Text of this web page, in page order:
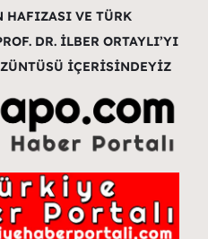
HAFIZASI VE TÜRK
DR. İLBER ORTAYLI’YI
İÇERİSİNDEYİZ